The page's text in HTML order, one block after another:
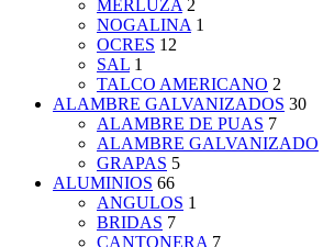
MERLUZA 2
NOGALINA 1
OCRES 12
SAL 1
TALCO AMERICANO 2
ALAMBRE GALVANIZADOS 30
ALAMBRE DE PUAS 7
ALAMBRE GALVANIZADO
GRAPAS 5
ALUMINIOS 66
ANGULOS 1
BRIDAS 7
CANTONERA 7